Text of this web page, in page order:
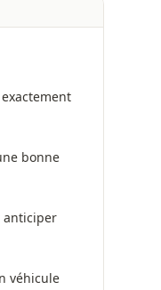
bonne
anticiper
véhicule